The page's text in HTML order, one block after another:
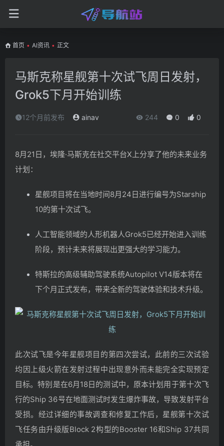
首页 • AI资讯 • 正文
马斯克称星舰第十次试飞周日发射，
Grok5下月开始训练
12个月前发布 ainav 244 0 0
8月21日，埃隆·马斯克在社交平台X上分享了他的未来业务
计划：
星舰项目将在当地时间8月24日进行编号为Starship
10的第十次试飞。
人工智能领域的人形机器人Grok5已经开始进入训练
阶段，预计未来将展现出更强大的学习能力。
特斯拉的高级辅助驾驶系统Autopilot V14版本将在
下个月正式发布，带来全新的驾驶体验和技术升级。
此次试飞是今年星舰项目的第四次尝试，此前的三次试验
均因上级火箭在发射过程中出现意外而未能完全实现预定
目标。特别是在6月18日的测试中，原本计划用于第十次飞
行的Ship 36号在地面测试时发生爆炸事故，导致发射平台
受损。经过详细的事故调查和修复工作后，星舰第十次试
飞任务由升级版Block 2构型的Booster 16和Ship 37共同